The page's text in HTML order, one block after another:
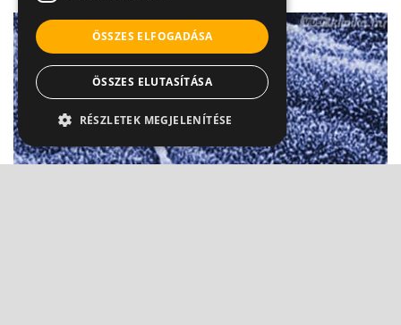
ÖSSZES ELFOGADÁSA
ÖSSZES ELUTASÍTÁSA
RÉSZLETEK MEGJELENÍTÉSE